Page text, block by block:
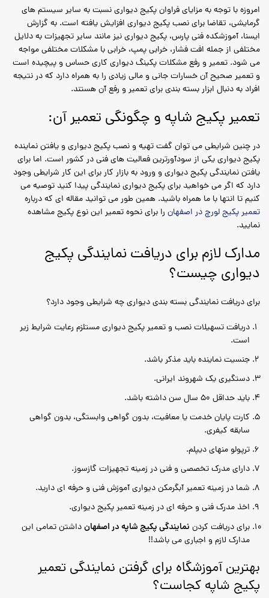
امروزه با توجه به مزایای فراوان پکیج دیواری نسبت به سایر سیستم های
گرمایشی، تقاضا برای نصب پکیج دیواری افزایش یافته است. به گزارش
ایسنا، آموزشکده فنی پارس، پکیج دیواری نیز مانند سایر تجهیزات به دلایل
مختلفی از جمله افت فشار، خرابی پمپ، خرابی با مشکلات مختلفی مواجه
می شود. تعمیر و رفع مشکلات پکینگ دیواری کاری حساس و پیچیده است
و تعمیر صحیح آن خسارات جانی و مالی زیادی را به همراه دارد که در نتیجه
افراد به دنبال ابزار بسته بندی برای تعمیر و رفع آن هستند.
تعمیر پکیج شاپه و چگونگی تعمیر آن:
در چنین شرایطی می توان گفت تهیه و نصب پکیج دیواری و یافتن نماینده
پکیج دیواری یکی از سودآورترین فعالیت های فنی در کشور است. اما برای
یافتن نمایندگی پکیج دیواری و ورود به بازار کار برای این کار شرایطی وجود
دارد که اگر می خواهید برای پکیج دیواری نمایندگی پیدا کنید توصیه می
کنیم تا انتها با ما همراه باشید. همین طور می توانید مقاله ای که درباره
تعمیر پکیج لورچ در اصفهان را برای نحوه تعمیر این نوع پکیج مشاهده
نمایید.
مدارک لازم برای دریافت نمایندگی پکیج
دیواری چیست؟
برای دریافت نمایندگی بسته بندی دیواری چه شرایطی وجود دارد؟
دریافت تسهیلات نصب و تعمیر پکیج دیواری مستلزم رعایت شرایط زیر
است.
جنسیت نماینده باید مذکر باشد.
دستگیری یک شهروند ایرانی.
باید حداقل 50 سال سن داشته باشد.
کارت پایان خدمت یا معافیت، بدون گواهی وابستگی، بدون گواهی
سابقه کیفری.
ترپولو منهای دیپلم.
دارای مدرک تخصصی و فنی در زمینه تجهیزات گازسوز.
شما در زمینه تعمیر آبگرمکن دیواری آموزش فنی و حرفه ای دارید.
اخذ مدرک فنی و حرفه ای در زمینه تعمیر پکیج دیواری.
برای دریافت کردن نمایندگی پکیج شاپه در اصفهانداشتن تمامی این
مدارک لازم و اجباری می باشد!!
بهترین آموزشگاه برای گرفتن نمایندگی تعمیر
پکیج شاپه کجاست؟